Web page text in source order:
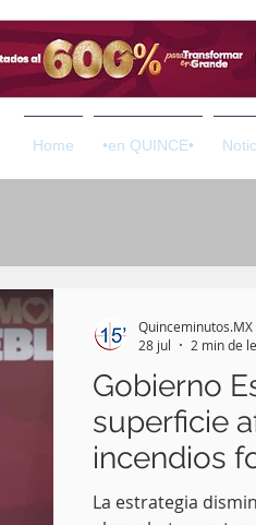
Home •en QUINCE•
Gobierno
superficie
incendios
La estrategia
Quinceminutos.MX
28 jul
2 min de